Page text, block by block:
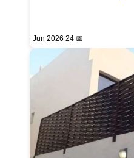
📅 24 Jun 2026